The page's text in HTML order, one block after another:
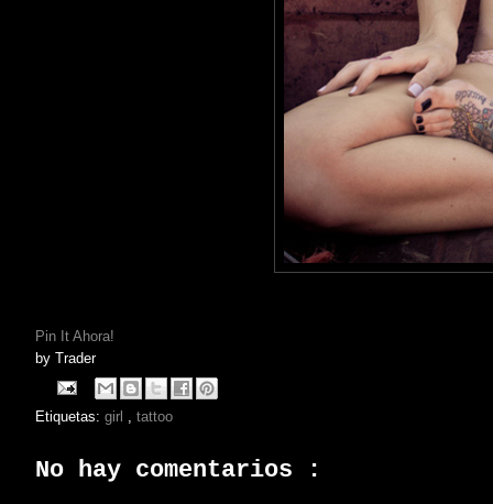
Pin It Ahora!
by Trader
Etiquetas: girl tattoo
No hay comentarios :